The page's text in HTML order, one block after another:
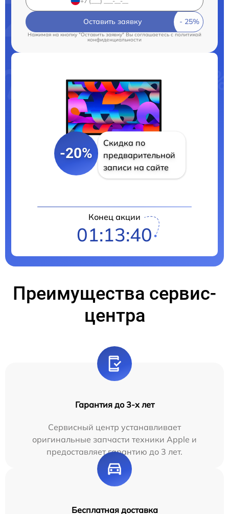
Оставить заявку
Нажимая на кнопку "Оставить заявку" Вы соглашаетесь cполитикой
конфиденциальности
-20%
Скидка по
предварительной
записи на сайте
Конец акции
01:13:39
Преимущества сервис-
центра
Гарантия до 3-х лет
Сервисный центр устанавливает
оригинальные запчасти техники Apple и
предоставляет гарантию до 3 лет.
Бесплатная доставка